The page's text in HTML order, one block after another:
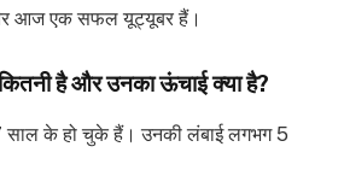
आज एक सफल यूट्यूबर हैं।
है और उनका ऊंचाई क्या है?
के हो चुके हैं। उनकी लंबाई लगभग 5